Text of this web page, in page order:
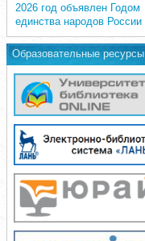
2026 год объявлен Годом
единства народов России
Образовательные ресурсы